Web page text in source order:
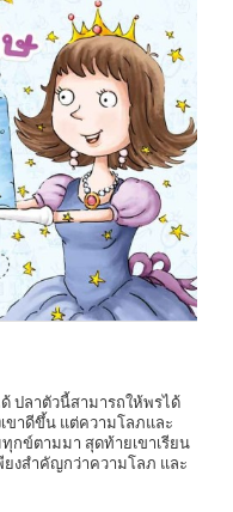
ปลาตัวนี้สามารถให้พรได้
ขาดีขึ้น แต่ความโลภและ
กข์ตามมา สุดท้ายเขาเรียน
ยงสำคัญกว่าความโลภ และ